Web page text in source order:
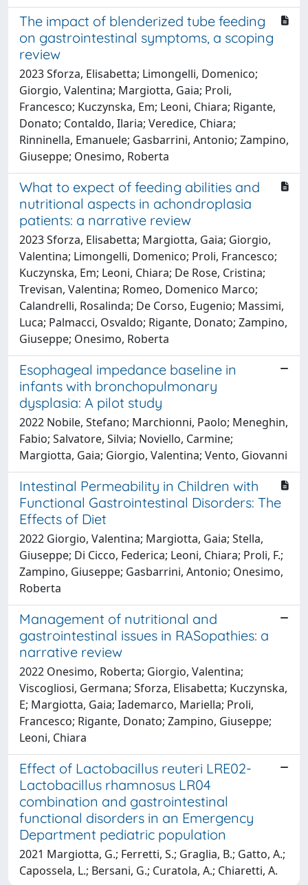
The impact of blenderized tube feeding
on gastrointestinal symptoms, a scoping
review
2023 Sforza, Elisabetta; Limongelli, Domenico;
Giorgio, Valentina; Margiotta, Gaia; Proli,
Francesco; Kuczynska, Em; Leoni, Chiara; Rigante,
Donato; Contaldo, Ilaria; Veredice, Chiara;
Rinninella, Emanuele; Gasbarrini, Antonio; Zampino,
Giuseppe; Onesimo, Roberta
What to expect of feeding abilities and
nutritional aspects in achondroplasia
patients: a narrative review
2023 Sforza, Elisabetta; Margiotta, Gaia; Giorgio,
Valentina; Limongelli, Domenico; Proli, Francesco;
Kuczynska, Em; Leoni, Chiara; De Rose, Cristina;
Trevisan, Valentina; Romeo, Domenico Marco;
Calandrelli, Rosalinda; De Corso, Eugenio; Massimi,
Luca; Palmacci, Osvaldo; Rigante, Donato; Zampino,
Giuseppe; Onesimo, Roberta
Esophageal impedance baseline in
infants with bronchopulmonary
dysplasia: A pilot study
2022 Nobile, Stefano; Marchionni, Paolo; Meneghin,
Fabio; Salvatore, Silvia; Noviello, Carmine;
Margiotta, Gaia; Giorgio, Valentina; Vento, Giovanni
Intestinal Permeability in Children with
Functional Gastrointestinal Disorders: The
Effects of Diet
2022 Giorgio, Valentina; Margiotta, Gaia; Stella,
Giuseppe; Di Cicco, Federica; Leoni, Chiara; Proli, F.;
Zampino, Giuseppe; Gasbarrini, Antonio; Onesimo,
Roberta
Management of nutritional and
gastrointestinal issues in RASopathies: a
narrative review
2022 Onesimo, Roberta; Giorgio, Valentina;
Viscogliosi, Germana; Sforza, Elisabetta; Kuczynska,
E; Margiotta, Gaia; Iademarco, Mariella; Proli,
Francesco; Rigante, Donato; Zampino, Giuseppe;
Leoni, Chiara
Effect of Lactobacillus reuteri LRE02-
Lactobacillus rhamnosus LR04
combination and gastrointestinal
functional disorders in an Emergency
Department pediatric population
2021 Margiotta, G.; Ferretti, S.; Graglia, B.; Gatto, A.;
Capossela, L.; Bersani, G.; Curatola, A.; Chiaretti, A.